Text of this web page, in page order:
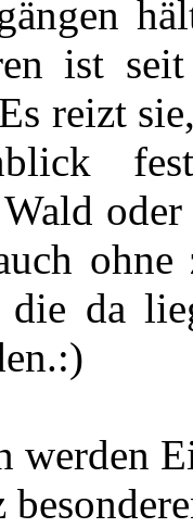
ist
reizt
ohne
die da
werden